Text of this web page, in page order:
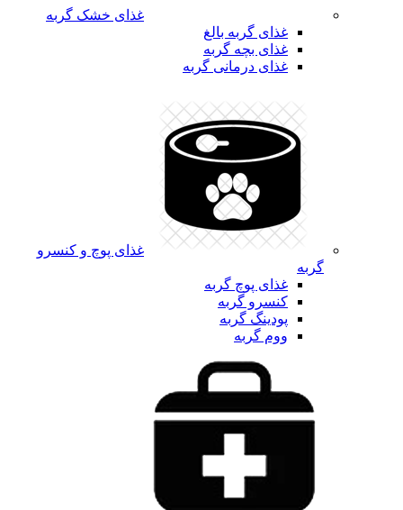
غذای خشک گربه
غذای گربه بالغ
غذای بچه گربه
غذای درمانی گربه
غذای پوچ و کنسرو
گربه
غذای پوچ گربه
کنسرو گربه
پودینگ گربه
ووم گربه